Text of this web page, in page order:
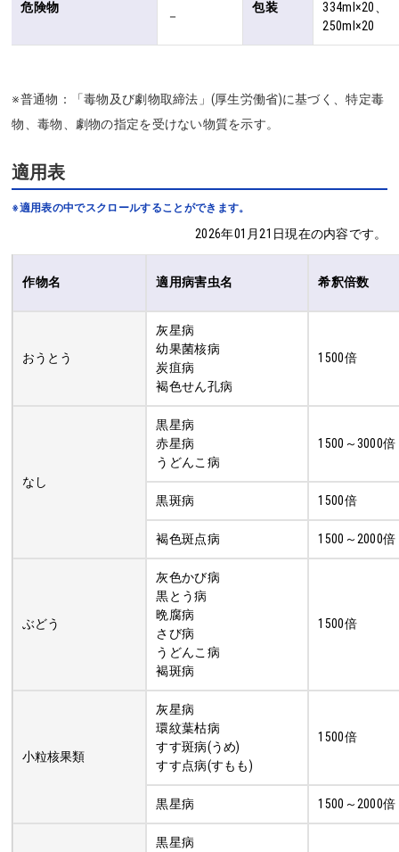
危険物
－
包装
334ml×20、
250ml×20
※普通物：「毒物及び劇物取締法」(厚生労働省)に基づく、特定毒
物、毒物、劇物の指定を受けない物質を示す。
適用表
※適用表の中でスクロールすることができます。
2026年01月21日現在の内容です。
作物名 適用病害虫名 希釈倍数
おうとう
灰星病
幼果菌核病
炭疽病
褐色せん孔病
1500倍
なし
黒星病
赤星病
うどんこ病
1500～3000倍
黒斑病 1500倍
褐色斑点病 1500～2000倍
ぶどう
灰色かび病
黒とう病
晩腐病
さび病
うどんこ病
褐斑病
1500倍
小粒核果類
灰星病
環紋葉枯病
すす斑病(うめ)
すす点病(すもも)
1500倍
黒星病 1500～2000倍
黒星病